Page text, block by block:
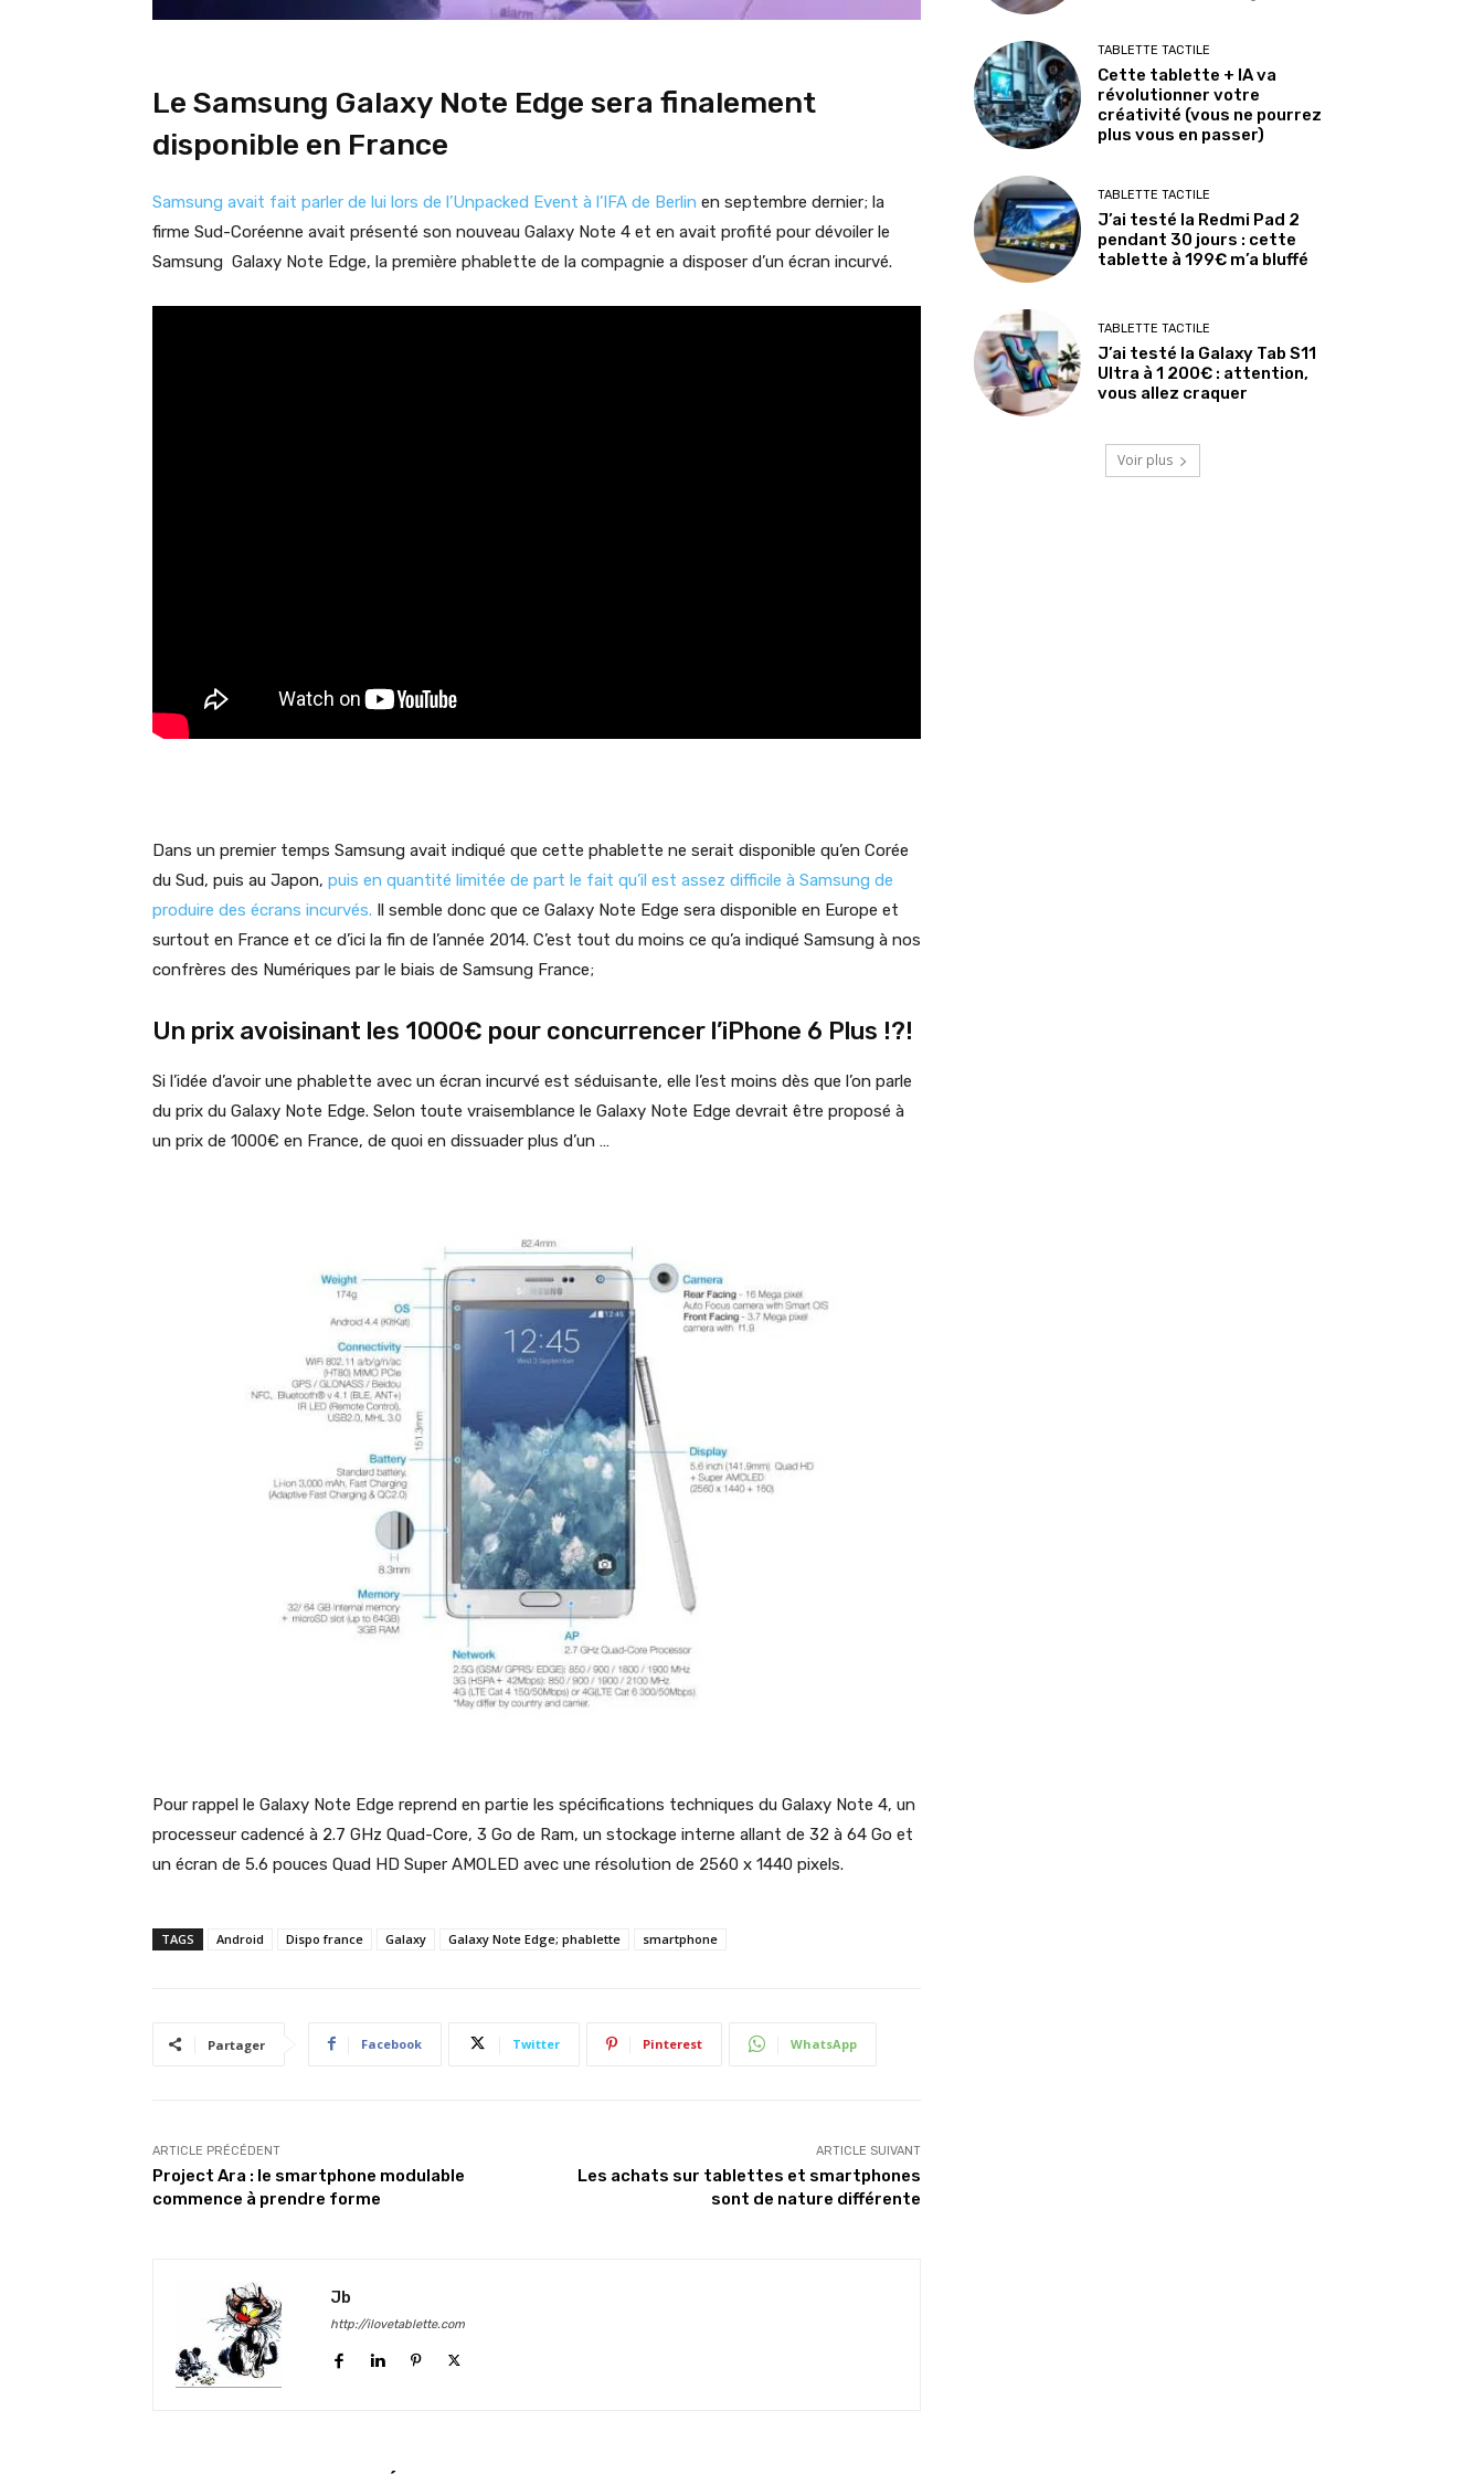
Le Samsung Galaxy Note Edge sera finalement
disponible en France
Samsung avait fait parler de lui lors de l’Unpacked Event à l’IFA de Berlin en septembre dernier; la
firme Sud-Coréenne avait présenté son nouveau Galaxy Note 4 et en avait profité pour dévoiler le
Samsung Galaxy Note Edge, la première phablette de la compagnie a disposer d’un écran incurvé.
Dans un premier temps Samsung avait indiqué que cette phablette ne serait disponible qu’en Corée
du Sud, puis au Japon, puis en quantité limitée de part le fait qu’il est assez difficile à Samsung de
produire des écrans incurvés. Il semble donc que ce Galaxy Note Edge sera disponible en Europe et
surtout en France et ce d’ici la fin de l’année 2014. C’est tout du moins ce qu’a indiqué Samsung à nos
confrères des Numériques par le biais de Samsung France;
Un prix avoisinant les 1000€ pour concurrencer l’iPhone 6 Plus !?!
Si l’idée d’avoir une phablette avec un écran incurvé est séduisante, elle l’est moins dès que l’on parle
du prix du Galaxy Note Edge. Selon toute vraisemblance le Galaxy Note Edge devrait être proposé à
un prix de 1000€ en France, de quoi en dissuader plus d’un …
Pour rappel le Galaxy Note Edge reprend en partie les spécifications techniques du Galaxy Note 4, un
processeur cadencé à 2.7 GHz Quad-Core, 3 Go de Ram, un stockage interne allant de 32 à 64 Go et
un écran de 5.6 pouces Quad HD Super AMOLED avec une résolution de 2560 x 1440 pixels.
TAGS Android Dispo france Galaxy Galaxy Note Edge; phablette smartphone
Partager Facebook Twitter Pinterest WhatsApp
ARTICLE PRÉCÉDENT
Project Ara : le smartphone modulable
commence à prendre forme
ARTICLE SUIVANT
Les achats sur tablettes et smartphones
sont de nature différente
Jb
http://ilovetablette.com
TABLETTE TACTILE
Cette tablette + IA va
révolutionner votre
créativité (vous ne pourrez
plus vous en passer)
TABLETTE TACTILE
J’ai testé la Redmi Pad 2
pendant 30 jours : cette
tablette à 199€ m’a bluffé
TABLETTE TACTILE
J’ai testé la Galaxy Tab S11
Ultra à 1 200€ : attention,
vous allez craquer
Voir plus